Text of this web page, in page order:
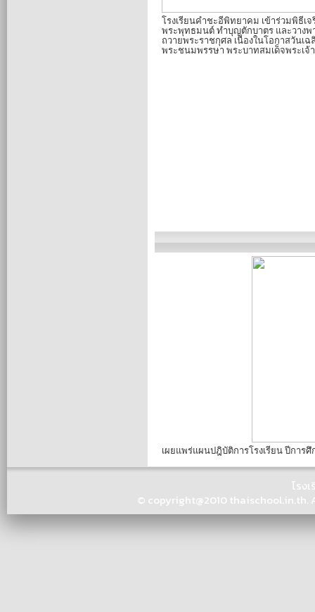
โรงเรียนคำชะอีพิทยาคม เข้าร่วมพิธีเ
พระพุทธมนต์ ทำบุญตักบาตร และวาง
ถวายพระราชกุศล เนื่องในโอกาสวันเฉ
พระชนมพรรษา พระบาทสมเด็จพระเจ้
เผยแพร่แผนปฎิบัติการโรงเรียน ปีการ
โรง
© copyright@2010 thaischool.in.th.